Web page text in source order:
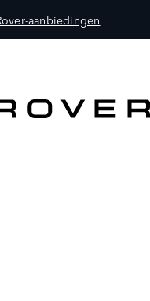
aanbiedingen